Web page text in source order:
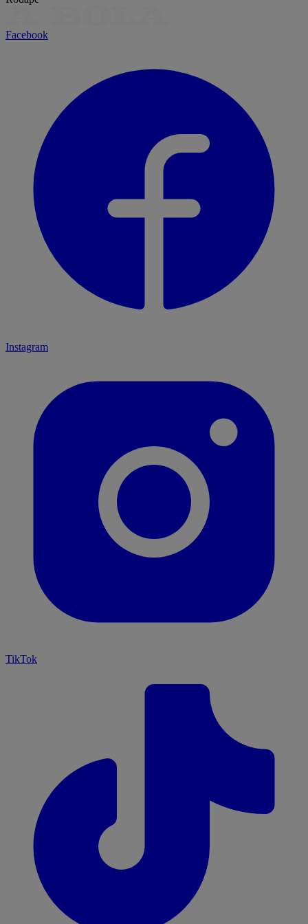
Facebook
Instagram
TikTok